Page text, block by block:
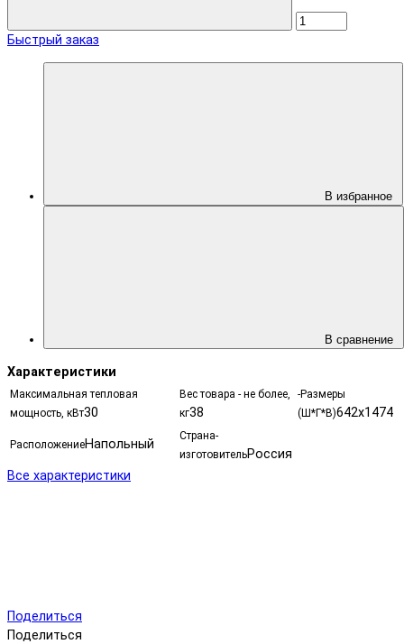
Быстрый заказ
В избранное
В сравнение
Характеристики
Максимальная тепловая
мощность, кВт30
Вес товара - не более,
кг38
-Размеры
(Ш*Г*В)642х1474
РасположениеНапольный
Страна-
изготовительРоссия
Все характеристики
Поделиться
Поделиться